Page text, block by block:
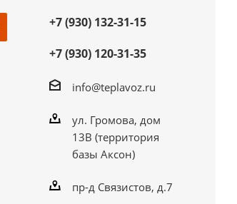
+7 (930) 132-31-15
+7 (930) 120-31-35
info@teplavoz.ru
ул. Громова, дом
13В (территория
базы Аксон)
пр-д Связистов, д.7